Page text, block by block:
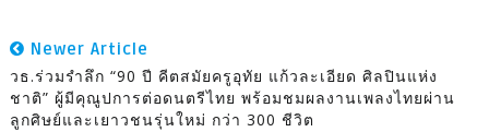
Newer Article
วธ.ร่วมรำลึก “90 ปี คีตสมัยครูอุทัย แก้วละเอียด ศิลปินแห่ง
ชาติ” ผู้มีคุณูปการต่อดนตรีไทย พร้อมชมผลงานเพลงไทยผ่าน
ลูกศิษย์และเยาวชนรุ่นใหม่ กว่า 300 ชีวิต